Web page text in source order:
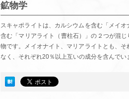
鉱物学
スキャポライトは、カルシウムを含む「メイ
含む「マリアライト（曹柱石）」の２つが混
物です。メイオナイト、マリアライトとも、
なく、それぞれ20％以上互いの成分を含んでい